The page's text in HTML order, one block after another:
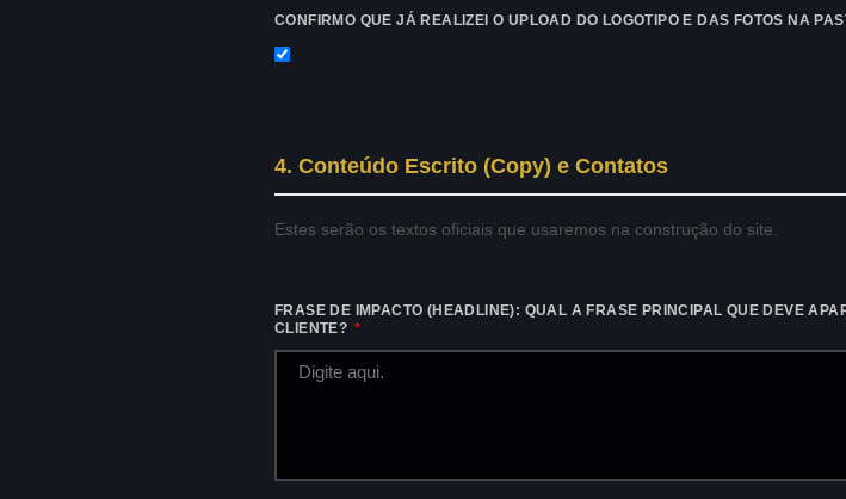
CONFIRMO QUE JÁ REALIZEI O UPLOAD DO LOGOTIPO E DAS FOTOS NA
4. Conteúdo Escrito (Copy) e Contatos
Estes serão os textos oficiais que usaremos na construção do site.
FRASE DE IMPACTO (HEADLINE): QUAL A FRASE PRINCIPAL QUE DEVE
CLIENTE?